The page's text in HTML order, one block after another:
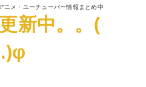
ニメ・ユーチューバー情報まとめ中
新中。。(